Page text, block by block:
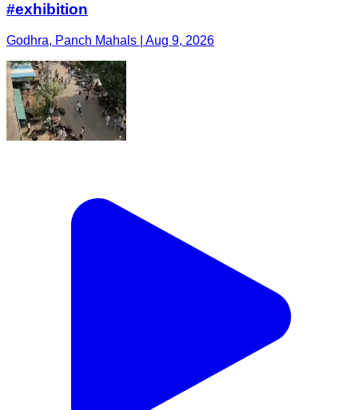
#exhibition
Godhra, Panch Mahals | Aug 9, 2026